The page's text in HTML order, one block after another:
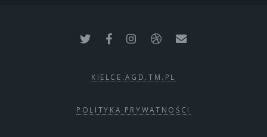
KIELCE.AGD.TM.PL
POLITYKA PRYWATNOŚCI